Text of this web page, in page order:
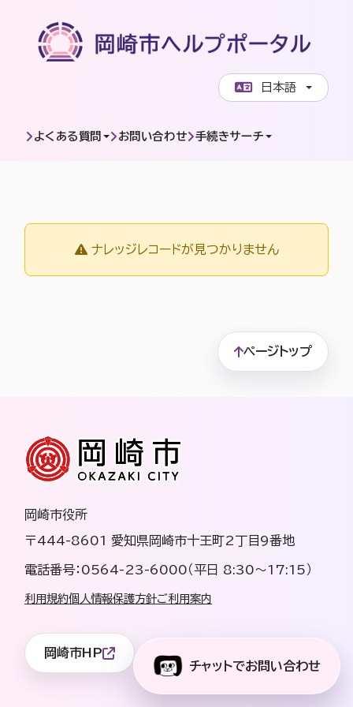
日本語
よくある質問 お問い合わせ 手続きサーチ
FAQ詳細ページ
ナレッジレコードが見つかりません
ページトップ
岡崎市役所
〒444-8601 愛知県岡崎市十王町2丁目9番地
電話番号：0564-23-6000（平日 8:30〜17:15）
利用規約個人情報保護方針ご利用案内
岡崎市HP
チャットでお問い合わせ